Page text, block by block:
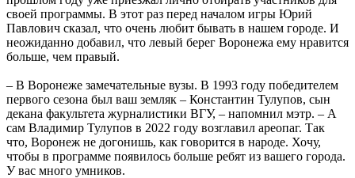
своей программы. В этот раз перед началом игры Юрий
Павлович сказал, что очень любит бывать в нашем городе. И
неожиданно добавил, что левый берег Воронежа ему нравится
больше, чем правый.
– В Воронеже замечательные вузы. В 1993 году победителем
первого сезона был ваш земляк – Константин Тулупов, сын
декана факультета журналистики ВГУ, – напомнил мэтр. – А
сам Владимир Тулупов в 2022 году возглавил ареопаг. Так
что, Воронеж не догонишь, как говорится в народе. Хочу,
чтобы в программе появилось больше ребят из вашего города.
У вас много умников.